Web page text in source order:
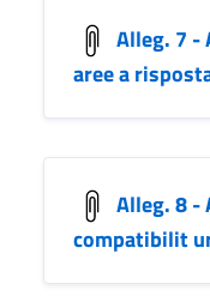
Alleg. 7 -
aree a
Alleg. 8 -
compatibilit